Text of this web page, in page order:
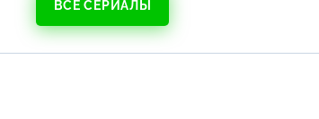
ВСЕ СЕРИАЛЫ